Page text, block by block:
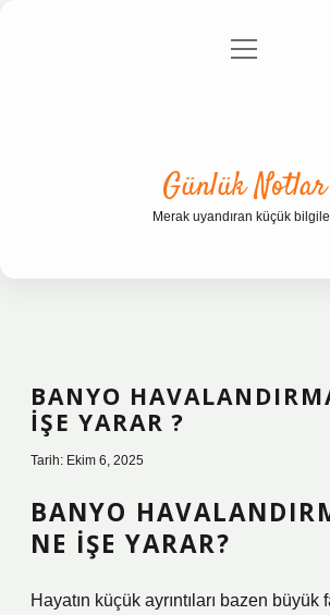
Gizlilik Politikası
menüyü
Günlük Notlar
Merak uyandıran küçük
BANYO
IŞE YARAR ?
Tarih: Ekim 6, 2025
BANYO
NE İŞE YARAR?
Hayatın küçük ayrıntıları bazen büyük